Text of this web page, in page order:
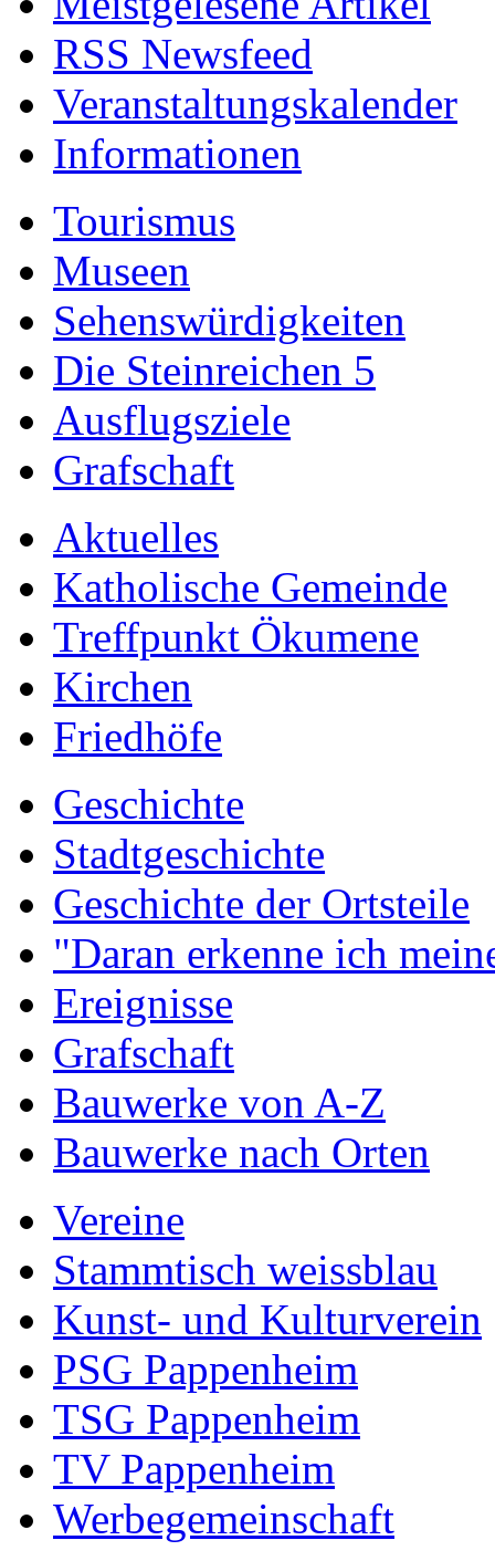
RSS Newsfeed
Veranstaltungskalender
Informationen
Tourismus
Museen
Sehenswürdigkeiten
Die Steinreichen 5
Ausflugsziele
Grafschaft
Aktuelles
Katholische Gemeinde
Treffpunkt Ökumene
Kirchen
Friedhöfe
Geschichte
Stadtgeschichte
Geschichte der Ortsteile
"Daran erkenne ich
Ereignisse
Grafschaft
Bauwerke von A-Z
Bauwerke nach Orten
Vereine
Stammtisch weissblau
Kunst- und Kulturverein
PSG Pappenheim
TSG Pappenheim
TV Pappenheim
Werbegemeinschaft